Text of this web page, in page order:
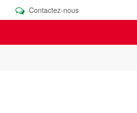
Contactez-nous